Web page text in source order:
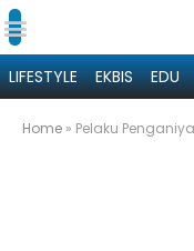
LIFESTYLE EKBIS EDU
Home » Pelaku Penganiyaan yang